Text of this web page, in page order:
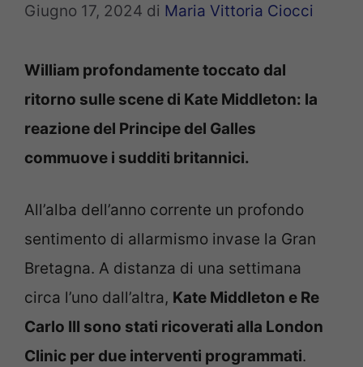
Giugno 17, 2024 di Maria Vittoria Ciocci
William profondamente toccato dal
ritorno sulle scene di Kate Middleton: la
reazione del Principe del Galles
commuove i sudditi britannici.
All’alba dell’anno corrente un profondo
sentimento di allarmismo invase la Gran
Bretagna. A distanza di una settimana
circa l’uno dall’altra, Kate Middleton e Re
Carlo III sono stati ricoverati alla London
Clinic per due interventi programmati.